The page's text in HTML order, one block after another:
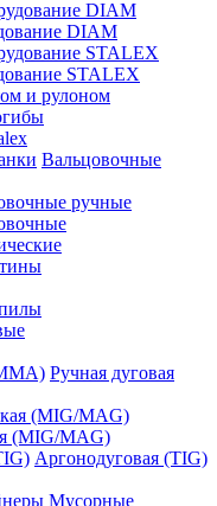
DIAM
STALEX
и рулоном
Вальцовочные
ручные
Ручная дуговая
(MIG/MAG)
Аргонодуговая (TIG)
Мусорные